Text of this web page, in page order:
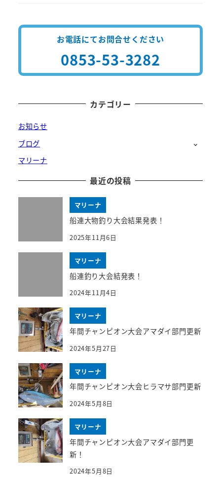
お電話にてお問合せください
0853-53-3282
カテゴリー
お知らせ
ブログ
マリーナ
最近の投稿
マリーナ
船連大物釣り大会結果発表！
2025年11月6日
マリーナ
船連釣り大会結発表！
2024年11月4日
マリーナ
年間チャンピオン大会アマダイ部門更新
2024年5月27日
マリーナ
年間チャンピオン大会ヒラマサ部門更新
2024年5月8日
マリーナ
年間チャンピオン大会アマダイ部門更
新！
2024年5月8日